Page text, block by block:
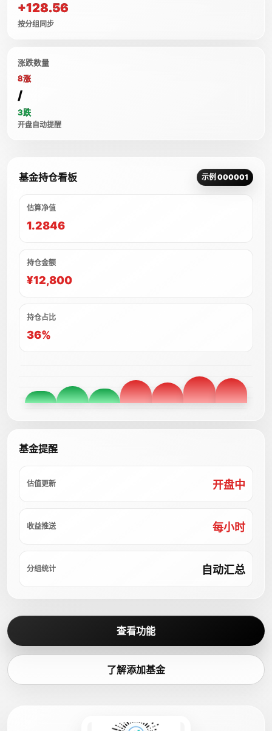
+128.56
按分组同步
涨跌数量
8涨
/
3跌
开盘自动提醒
基金持仓看板 示例 000001
估算净值
1.2846
持仓金额
¥12,800
持仓占比
36%
基金提醒
估值更新 开盘中
收益推送 每小时
分组统计 自动汇总
查看功能
了解添加基金